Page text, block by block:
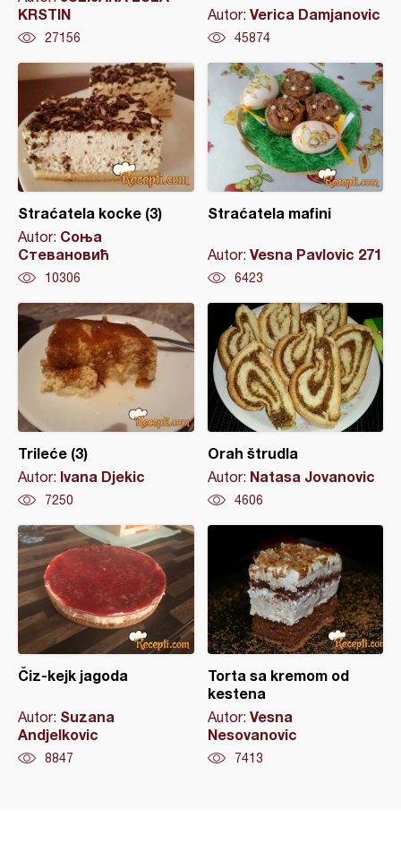
KRSTIN
27156
Autor: Verica Damjanovic
45874
Straćatela kocke (3)
Autor: Соња
Стевановић
10306
Straćatela mafini
Autor: Vesna Pavlovic 271
6423
Trileće (3)
Autor: Ivana Djekic
7250
Orah štrudla
Autor: Natasa Jovanovic
4606
Čiz-kejk jagoda
Autor: Suzana
Andjelkovic
8847
Torta sa kremom od
kestena
Autor: Vesna
Nesovanovic
7413